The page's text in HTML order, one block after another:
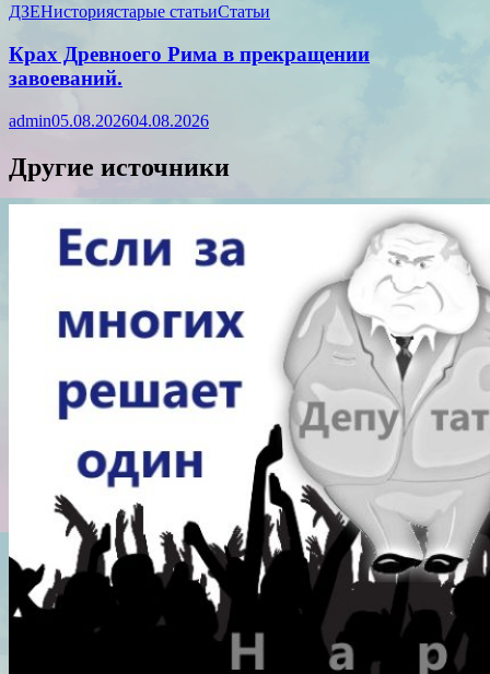
ДЗЕНисториястарые статьиСтатьи
Крах Древноего Рима в прекращении
завоеваний.
admin05.08.202604.08.2026
Другие источники